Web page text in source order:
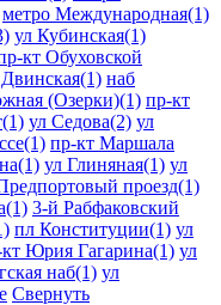
метро Международная(1)
ул Кубинская(1)
кт Обуховской
наб
(Озерки)(1) пр-кт
ул Седова(2) ул
пр-кт Маршала
ул Глиняная(1) ул
проезд(1)
3-й Рабфаковский
пл Конституции(1) ул
Юрия Гагарина(1) ул
наб(1) ул
Свернуть